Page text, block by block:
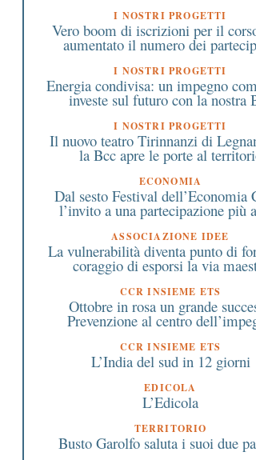
I NOSTRI PROGETTI
Vero boom di iscrizioni per il
aumentato il numero dei
I NOSTRI PROGETTI
Energia condivisa: un impegno
investe sul futuro con la nostra
I NOSTRI PROGETTI
Il nuovo teatro Tirinnanzi di
la Bcc apre le porte al
ECONOMIA
Dal sesto Festival dell’Economia
l’invito a una partecipazione più
ASSOCIAZIONE IDEE
La vulnerabilità diventa punto di
coraggio di esporsi la via
CCR INSIEME ETS
Ottobre in rosa un grande
Prevenzione al centro
CCR INSIEME ETS
L’India del sud in 12 giorni
EDICOLA
L’Edicola
TERRITORIO
Busto Garolfo saluta i suoi due